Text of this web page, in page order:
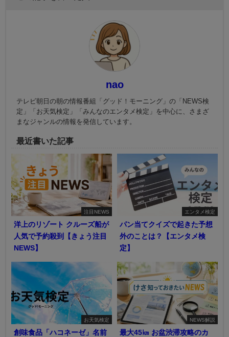
nao
テレビ朝日の朝の情報番組「グッド！モーニング」の「NEWS検
定」「お天気検定」「みんなのエンタメ検定」を中心に、さまざ
まなジャンルの情報を発信しています。
最近書いた記事
注目NEWS
洋上のリゾート クルーズ船が
人気で予約殺到【きょう注目
NEWS】
エンタメ検定
パン当てクイズで起きた予想
外のことは？【エンタメ検
定】
お天気検定
創味食品「ハコネーゼ」名前
NEWS解説
最大45㎞ お盆渋滞攻略のカ